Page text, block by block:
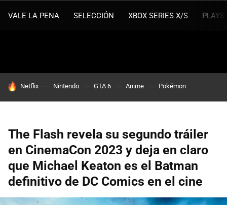
VALE LA PENA SELECCIÓN XBOX SERIES X/S
HOY SE HABLA DE
Netflix Nintendo GTA 6 Anime Pokémon
The Flash revela su segundo tráiler
en CinemaCon 2023 y deja en claro
que Michael Keaton es el Batman
definitivo de DC Comics en el cine